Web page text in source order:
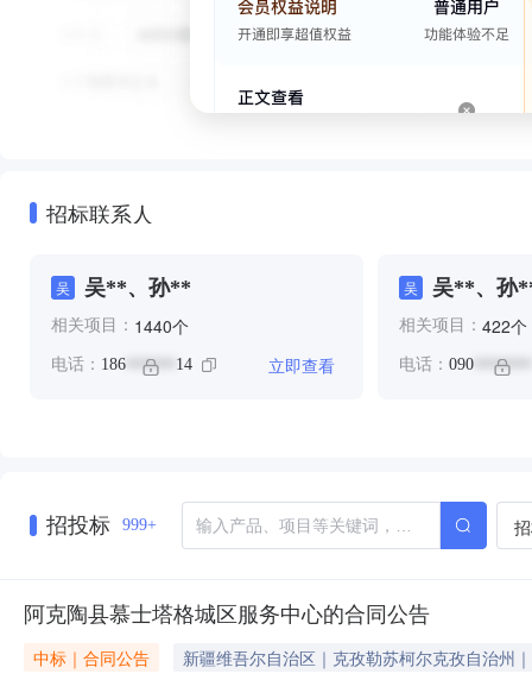
招标联系人
吴 吴**、孙**
相关项目： 1440个
电话： 186 ****** 14 立即查看
吴 吴**、孙
相关项目： 422个
电话： 090*******
招投标 999+
阿克陶县慕士塔格城区服务中心的合同公告
中标｜合同公告
新疆维吾尔自治区｜克孜勒苏柯尔克孜自治州